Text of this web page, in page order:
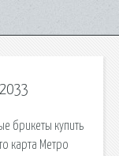
брикеты купить
карта Метро